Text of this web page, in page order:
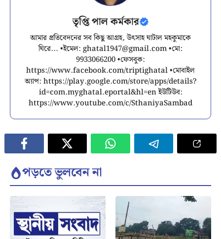
তৃপ্তি পাল কর্মকার
আমার প্রতিবেদনের সব কিছু আগ্রহ, উৎসাহ ঘাটাল মহকুমাকে
ঘিরে... •ইমেল: ghatal1947@gmail.com•মো:
9933066200 •ফেসবুক:
https://www.facebook.com/triptighatal •মোবাইল
অ্যাপ: https://play.google.com/store/apps/details?
id=com.myghatal.eportal&hl=en ইউটিউব:
https://www.youtube.com/c/SthaniyaSambad
পড়তে ভুলবেন না